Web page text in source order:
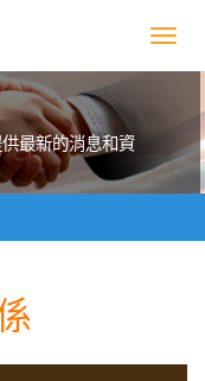
最新的消息和資